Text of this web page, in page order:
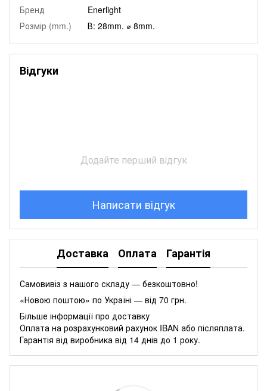
Бренд
Enerlight
Розмір (mm.)
В: 28mm. ⌀ 8mm.
Відгуки
Додайте перший відгук
Написати відгук
Доставка Оплата Гарантія
Самовивіз з нашого складу — безкоштовно!
«Новою поштою» по Україні — від 70 грн.
Більше інформації про доставку
Оплата на розрахунковий рахунок IBAN або післяплата.
Гарантія від виробника від 14 днів до 1 року.